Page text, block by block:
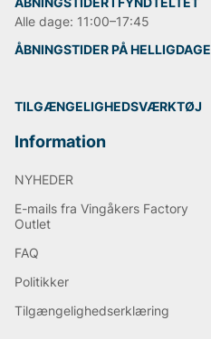
Alle dage: 11:00–17:45
ÅBNINGSTIDER PÅ HELLIGDAGE
TILGÆNGELIGHEDSVÆRKTØJ
Information
NYHEDER
E-mails fra Vingåkers Factory
Outlet
FAQ
Politikker
Tilgængelighedserklæring